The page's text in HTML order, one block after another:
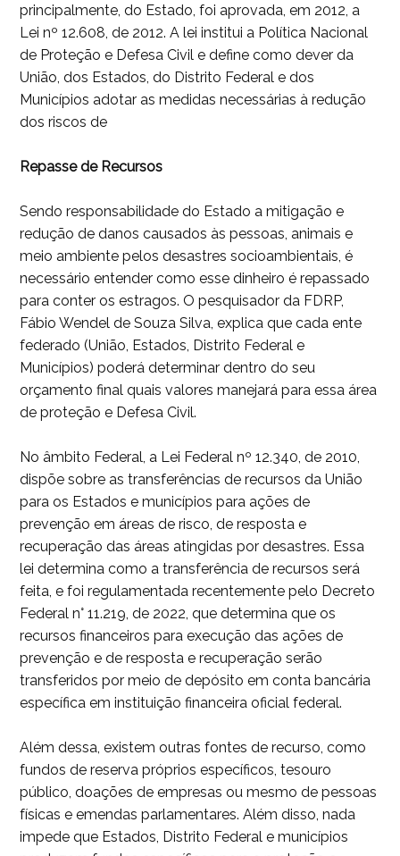
principalmente, do Estado, foi aprovada, em 2012, a
Lei nº 12.608, de 2012. A lei institui a Política Nacional
de Proteção e Defesa Civil e define como dever da
União, dos Estados, do Distrito Federal e dos
Municípios adotar as medidas necessárias à redução
dos riscos de
Repasse de Recursos
Sendo responsabilidade do Estado a mitigação e
redução de danos causados às pessoas, animais e
meio ambiente pelos desastres socioambientais, é
necessário entender como esse dinheiro é repassado
para conter os estragos. O pesquisador da FDRP,
Fábio Wendel de Souza Silva, explica que cada ente
federado (União, Estados, Distrito Federal e
Municípios) poderá determinar dentro do seu
orçamento final quais valores manejará para essa área
de proteção e Defesa Civil.
No âmbito Federal, a Lei Federal nº 12.340, de 2010,
dispõe sobre as transferências de recursos da União
para os Estados e municípios para ações de
prevenção em áreas de risco, de resposta e
recuperação das áreas atingidas por desastres. Essa
lei determina como a transferência de recursos será
feita, e foi regulamentada recentemente pelo Decreto
Federal n° 11.219, de 2022, que determina que os
recursos financeiros para execução das ações de
prevenção e de resposta e recuperação serão
transferidos por meio de depósito em conta bancária
específica em instituição financeira oficial federal.
Além dessa, existem outras fontes de recurso, como
fundos de reserva próprios específicos, tesouro
público, doações de empresas ou mesmo de pessoas
físicas e emendas parlamentares. Além disso, nada
impede que Estados, Distrito Federal e municípios